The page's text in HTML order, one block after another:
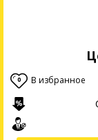
0 В избранное